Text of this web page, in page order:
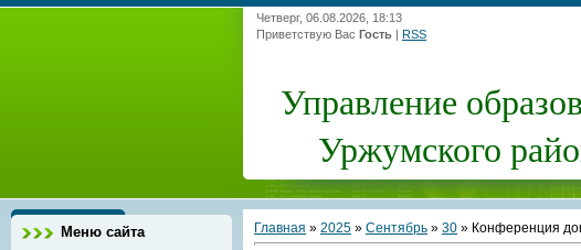
Четверг, 06.08.2026, 18:13
Приветствую Вас Гость | RSS
Управление
Уржумского
Меню сайта
Главная » 2025 » Сентябрь » 30 » Конференция